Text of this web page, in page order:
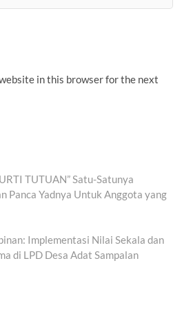
in this browser for the next
TUTUAN” Satu-Satunya
Panca Yadnya Untuk Anggota yang
Implementasi Nilai Sekala dan
di LPD Desa Adat Sampalan